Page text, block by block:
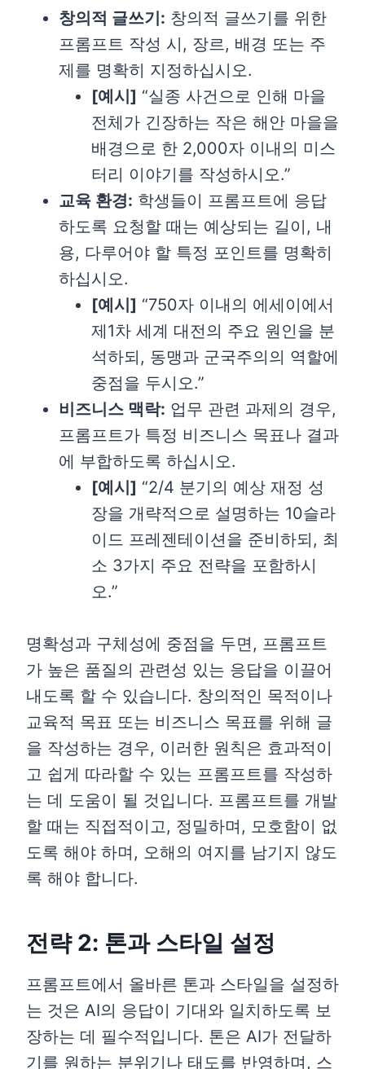
창의적 글쓰기: 창의적 글쓰기를 위한
프롬프트 작성 시, 장르, 배경 또는 주
제를 명확히 지정하십시오.
[예시] “실종 사건으로 인해 마을
전체가 긴장하는 작은 해안 마을을
배경으로 한 2,000자 이내의 미스
터리 이야기를 작성하시오.”
교육 환경: 학생들이 프롬프트에 응답
하도록 요청할 때는 예상되는 길이, 내
용, 다루어야 할 특정 포인트를 명확히
하십시오.
[예시] “750자 이내의 에세이에서
제1차 세계 대전의 주요 원인을 분
석하되, 동맹과 군국주의의 역할에
중점을 두시오.”
비즈니스 맥락: 업무 관련 과제의 경우,
프롬프트가 특정 비즈니스 목표나 결과
에 부합하도록 하십시오.
[예시] “2/4 분기의 예상 재정 성
장을 개략적으로 설명하는 10슬라
이드 프레젠테이션을 준비하되, 최
소 3가지 주요 전략을 포함하시
오.”
명확성과 구체성에 중점을 두면, 프롬프트
가 높은 품질의 관련성 있는 응답을 이끌어
내도록 할 수 있습니다. 창의적인 목적이나
교육적 목표 또는 비즈니스 목표를 위해 글
을 작성하는 경우, 이러한 원칙은 효과적이
고 쉽게 따라할 수 있는 프롬프트를 작성하
는 데 도움이 될 것입니다. 프롬프트를 개발
할 때는 직접적이고, 정밀하며, 모호함이 없
도록 해야 하며, 오해의 여지를 남기지 않도
록 해야 합니다.
전략 2: 톤과 스타일 설정
프롬프트에서 올바른 톤과 스타일을 설정하
는 것은 AI의 응답이 기대와 일치하도록 보
장하는 데 필수적입니다. 톤은 AI가 전달하
기를 원하는 분위기나 태도를 반영하며, 스